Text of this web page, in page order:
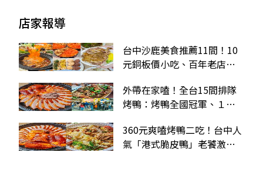
店家報導
台中沙鹿美食推薦11間！10
元銅板價小吃、百年老店肉
外帶在家嗑！全台15間排隊
烤鴨：烤鴨全國冠軍、１人
360元爽嗑烤鴨二吃！台中人
氣「港式脆皮鴨」老饕激